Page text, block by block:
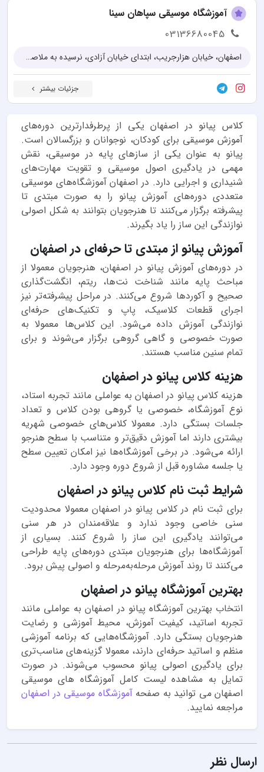
آموزشگاه موسیقی سپاهان سینا
03136680045
اصفهان، خیابان هزارجریب، ابتدای خیابان آزادی، نرسیده به ملاصدرا جنوبی
جزئیات بیشتر
کلاس پیانو در اصفهان یکی از پرطرفدارترین دوره‌های
آموزش موسیقی برای کودکان، نوجوانان و بزرگسالان است.
پیانو به عنوان یکی از سازهای پایه در موسیقی، نقش
مهمی در یادگیری اصول موسیقی و تقویت مهارت‌های
شنیداری و اجرایی دارد. در اصفهان آموزشگاه‌های موسیقی
متعددی دوره‌های آموزش پیانو را به صورت مبتدی تا
پیشرفته برگزار می‌کنند تا هنرجویان بتوانند به شکل اصولی
نوازندگی این ساز را یاد بگیرند.
آموزش پیانو از مبتدی تا حرفه‌ای در اصفهان
در دوره‌های آموزش پیانو در اصفهان، هنرجویان معمولا از
مباحث پایه مانند شناخت نت‌ها، ریتم، انگشت‌گذاری
صحیح و آکوردها شروع می‌کنند. در مراحل پیشرفته‌تر نیز
اجرای قطعات کلاسیک، پاپ و تکنیک‌های حرفه‌ای
نوازندگی آموزش داده می‌شود. این کلاس‌ها معمولا به
صورت خصوصی و گاهی گروهی برگزار می‌شوند و برای
تمام سنین مناسب هستند.
هزینه کلاس پیانو در اصفهان
هزینه کلاس پیانو در اصفهان به عواملی مانند تجربه استاد،
نوع آموزشگاه، خصوصی یا گروهی بودن کلاس و تعداد
جلسات بستگی دارد. معمولا کلاس‌های خصوصی شهریه
بیشتری دارند اما آموزش دقیق‌تر و متناسب با سطح هنرجو
ارائه می‌شود. در برخی آموزشگاه‌ها نیز امکان تعیین سطح
یا جلسه مشاوره قبل از شروع دوره وجود دارد.
شرایط ثبت نام کلاس پیانو در اصفهان
برای ثبت نام در کلاس پیانو در اصفهان معمولا محدودیت
سنی خاصی وجود ندارد و علاقه‌مندان در هر سنی
می‌توانند یادگیری این ساز را شروع کنند. بسیاری از
آموزشگاه‌ها برای هنرجویان مبتدی دوره‌های پایه طراحی
می‌کنند تا روند آموزش مرحله‌به‌مرحله و اصولی پیش برود.
بهترین آموزشگاه پیانو در اصفهان
انتخاب بهترین آموزشگاه پیانو در اصفهان به عواملی مانند
تجربه اساتید، کیفیت آموزش، محیط آموزشی و رضایت
هنرجویان بستگی دارد. آموزشگاه‌هایی که برنامه آموزشی
منظم و اساتید حرفه‌ای دارند، معمولا گزینه‌های مناسب‌تری
برای یادگیری اصولی پیانو محسوب می‌شوند. در صورت
تمایل به مشاهده لیست کامل آموزشگاه های موسیقی
اصفهان می توانید به صفحهآموزشگاه موسیقی در اصفهان
مراجعه نمایید.
ارسال نظر